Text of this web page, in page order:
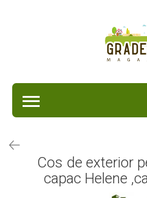
Tractorașe de cosit iarba
Masini de tuns iarba
Roabe
Pompe de apă
HidrofoareCos de exterior
capac Helene